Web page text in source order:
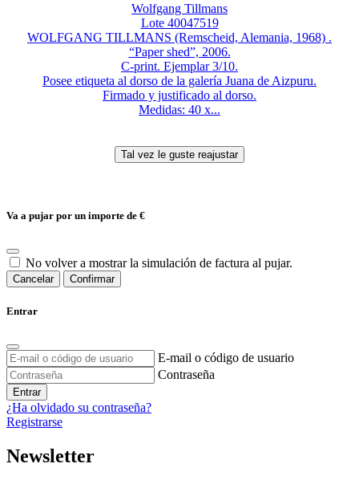
Wolfgang Tillmans
Lote 40047519
WOLFGANG TILLMANS (Remscheid, Alemania, 1968) .
“Paper shed”, 2006.
C-print. Ejemplar 3/10.
Posee etiqueta al dorso de la galería Juana de Aizpuru.
Firmado y justificado al dorso.
Medidas: 40 x...
Va a pujar por un importe de €
No volver a mostrar la simulación de factura al pujar.
Cancelar Confirmar
Entrar
E-mail o código de usuario
Contraseña
Entrar
¿Ha olvidado su contraseña?
Registrarse
Newsletter